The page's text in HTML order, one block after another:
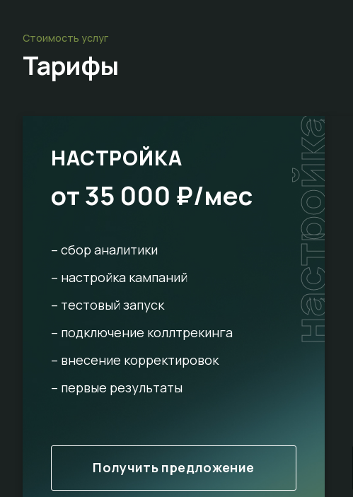
Стоимость услуг
Тарифы
настройка
НАСТРОЙКА
от 35 000 ₽/мес
– сбор аналитики
– настройка кампаний
– тестовый запуск
– подключение коллтрекинга
– внесение корректировок
– первые результаты
Получить предложение